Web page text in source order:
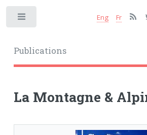
Publications
Eng Fr
La Montagne &